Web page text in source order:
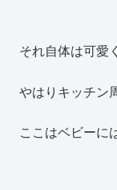
それ自体は可愛
やはりキッチン
ここはベビーに